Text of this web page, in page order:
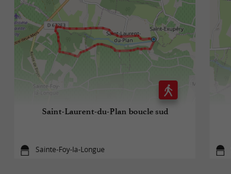
Saint-Laurent-du-Plan boucle sud
Sainte-Foy-la-Longue